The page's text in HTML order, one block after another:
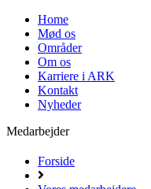
Home
Mød os
Områder
Om os
Karriere i ARK
Kontakt
Nyheder
Medarbejder
Forside